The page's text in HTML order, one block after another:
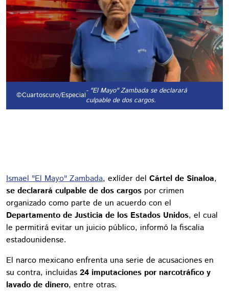
©Cuartoscuro/Especial- "El Mayo" Zambada se declarará
culpable de dos cargos.
Ismael "El Mayo" Zambada, exlíder del Cártel de Sinaloa,
se declarará culpable de dos cargos por crimen
organizado como parte de un acuerdo con el
Departamento de Justicia de los Estados Unidos, el cual
le permitirá evitar un juicio público, informó la fiscalia
estadounidense.
El narco mexicano enfrenta una serie de acusaciones en
su contra, incluidas 24 imputaciones por narcotráfico y
lavado de dinero, entre otras.